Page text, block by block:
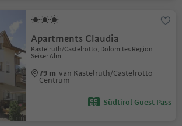
Apartments Claudia
Kastelruth/Castelrotto, Dolomites Region
Seiser Alm
79 m van Kastelruth/Castelrotto
Centrum
Südtirol Guest Pass